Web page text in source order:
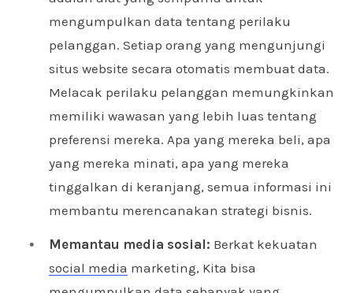
mengumpulkan data tentang perilaku
pelanggan. Setiap orang yang mengunjungi
situs website secara otomatis membuat data.
Melacak perilaku pelanggan memungkinkan
memiliki wawasan yang lebih luas tentang
preferensi mereka. Apa yang mereka beli, apa
yang mereka minati, apa yang mereka
tinggalkan di keranjang, semua informasi ini
membantu merencanakan strategi bisnis.
Memantau media sosial: Berkat kekuatan
social media marketing, Kita bisa